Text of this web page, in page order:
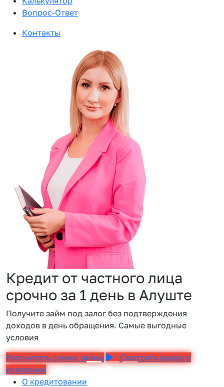
Вопрос-Ответ
Контакты
Кредит от частного лица
срочно за 1 день в Алуште
Получите займ под залог без подтверждения
доходов в день обращения. Самые выгодные
условия
Рассчитать сумму займа
Смотреть видео о
компании
О кредитовании